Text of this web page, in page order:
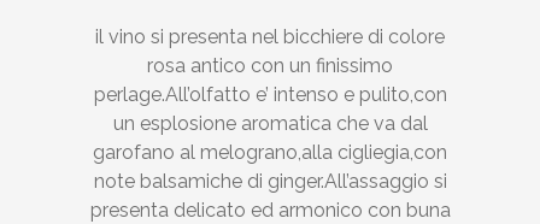
il vino si presenta nel bicchiere di colore
rosa antico con un finissimo
perlage.All’olfatto e’ intenso e pulito,con
un esplosione aromatica che va dal
garofano al melograno,alla cigliegia,con
note balsamiche di ginger.All’assaggio si
presenta delicato ed armonico con buna